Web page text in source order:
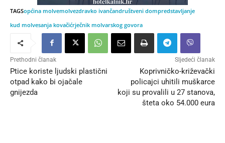
TAGSopćina molvemolvezdravko ivančandruštveni dompredstavljanje
kud molvesanja kovačićrječnik molvarskog govora
Prethodni članak
Ptice koriste ljudski plastični
otpad kako bi ojačale
gnijezda
Sljedeći članak
Koprivničko-križevački
policajci uhitili muškarce
koji su provalili u 27 stanova,
šteta oko 54.000 eura